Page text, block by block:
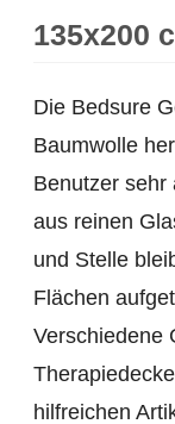
135x200
Die Bedsure
Baumwolle
Benutzer sehr
aus reinen
und Stelle
Flächen
Verschiedene
hilfreichen